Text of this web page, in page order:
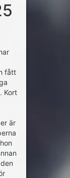
fått
Kort
är